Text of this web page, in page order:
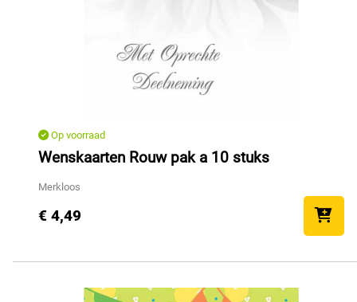
Op voorraad
Wenskaarten Rouw pak a 10 stuks
Merkloos
€ 4,49